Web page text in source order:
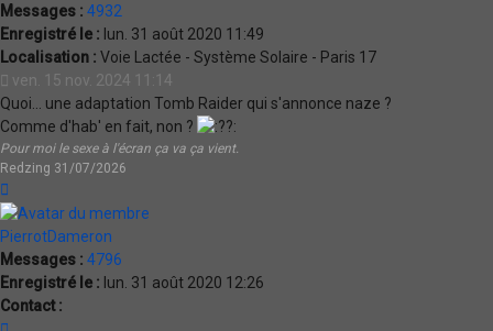
Messages : 4932
Enregistré le : lun. 31 août 2020 11:49
Localisation : Voie Lactée - Système Solaire - Paris 17
ven. 15 nov. 2024 11:14
Quoi... une adaptation Tomb Raider qui s'annonce naze ?
Comme d'hab' en fait, non ?
Pour moi le sexe à l'écran ça va ça vient.
Redzing 31/07/2026
PierrotDameron
Messages : 4796
Enregistré le : lun. 31 août 2020 12:26
Contact :